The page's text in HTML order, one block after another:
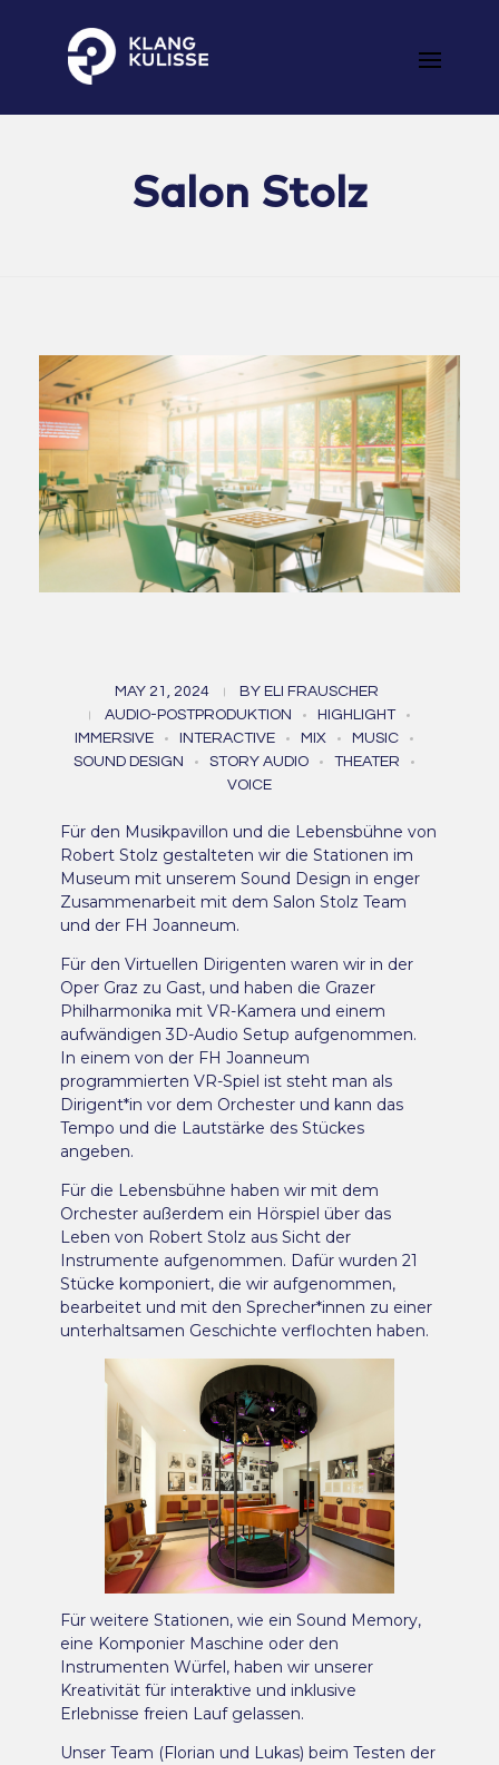
Salon Stolz
Salon Stolz
MAY 21, 2024 BY ELI FRAUSCHER
AUDIO-POSTPRODUKTION
HIGHLIGHT
IMMERSIVE
INTERACTIVE MIX
MUSIC
SOUND DESIGN
STORY AUDIO
THEATER
VOICE
Für den Musikpavillon und die Lebensbühne von
Robert Stolz gestalteten wir die Stationen im
Museum mit unserem Sound Design in enger
Zusammenarbeit mit dem Salon Stolz Team
und der FH Joanneum.
Für den Virtuellen Dirigenten waren wir in der
Oper Graz zu Gast, und haben die Grazer
Philharmonika mit VR-Kamera und einem
aufwändigen 3D-Audio Setup aufgenommen.
In einem von der FH Joanneum
programmierten VR-Spiel ist steht man als
Dirigent*in vor dem Orchester und kann das
Tempo und die Lautstärke des Stückes
angeben.
Für die Lebensbühne haben wir mit dem
Orchester außerdem ein Hörspiel über das
Leben von Robert Stolz aus Sicht der
Instrumente aufgenommen. Dafür wurden 21
Stücke komponiert, die wir aufgenommen,
bearbeitet und mit den Sprecher*innen zu einer
unterhaltsamen Geschichte verflochten haben.
Für weitere Stationen, wie ein Sound Memory,
eine Komponier Maschine oder den
Instrumenten Würfel, haben wir unserer
Kreativität für interaktive und inklusive
Erlebnisse freien Lauf gelassen.
Unser Team (Florian und Lukas) beim Testen der